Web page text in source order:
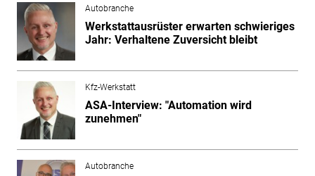
Autobranche
Werkstattausrüster erwarten schwieriges
Jahr: Verhaltene Zuversicht bleibt
Kfz-Werkstatt
ASA-Interview: "Automation wird
zunehmen"
Autobranche